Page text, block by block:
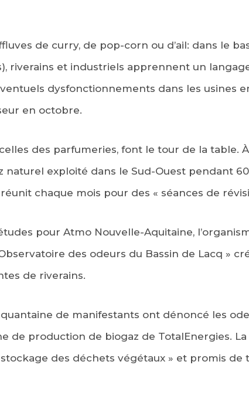
de curry, de pop-corn ou d’ail: dans le
riverains et industriels apprennent un
dysfonctionnements dans les usines
en octobre.
des parfumeries, font le tour de la table.
naturel exploité dans le Sud-Ouest pendant
chaque mois pour des « séances de
pour Atmo Nouvelle-Aquitaine,
des odeurs du Bassin de Lacq »
de riverains.
de manifestants ont dénoncé les
de production de biogaz de TotalEnergies.
des déchets végétaux » et promis de